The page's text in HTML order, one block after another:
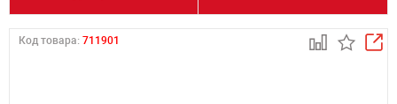
Код товара: 711901